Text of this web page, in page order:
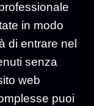
in modo
di entrare nel
senza
web
puoi